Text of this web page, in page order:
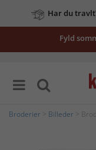
Har du
Fyld
Broderier Billeder >